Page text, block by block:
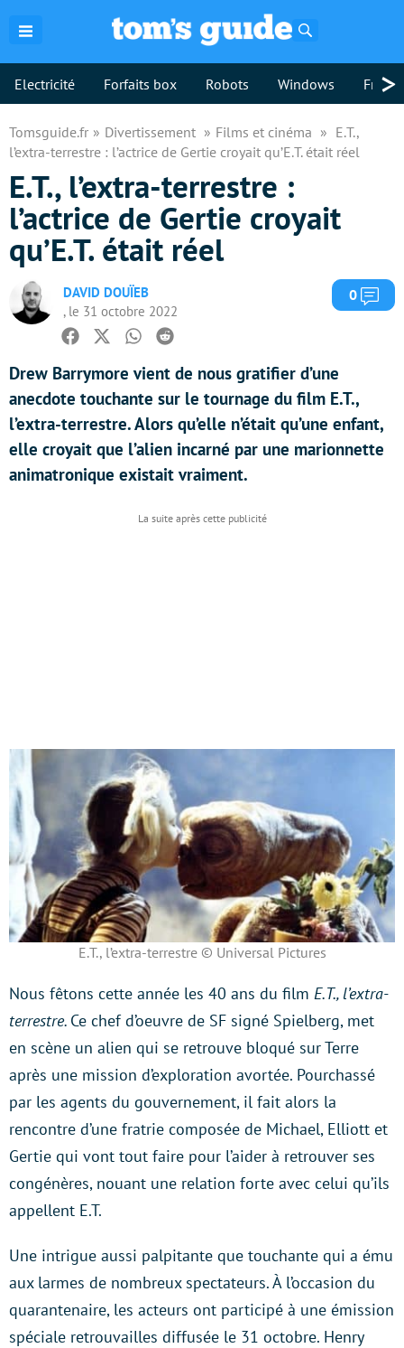
Electricité Forfaits box Robots Windows >
Tomsguide.fr Divertissement Films et cinéma
E.T.,
l’extra-terrestre : l’actrice de Gertie croyait qu’E.T. était réel
E.T., l’extra-terrestre :
l’actrice de Gertie croyait
qu’E.T. était réel
DAVID DOUÏEB
, le 31 octobre 2022
0
Facebook
TwitterWhatsapp
Reddit
Drew Barrymore vient de nous gratifier d’une
anecdote touchante sur le tournage du film E.T.,
l’extra-terrestre. Alors qu’elle n’était qu’une enfant,
elle croyait que l’alien incarné par une marionnette
animatronique existait vraiment.
E.T., l’extra-terrestre © Universal Pictures
Nous fêtons cette année les 40 ans du film E.T., l’extra-
terrestre. Ce chef d’oeuvre de SF signé Spielberg, met
en scène un alien qui se retrouve bloqué sur Terre
après une mission d’exploration avortée. Pourchassé
par les agents du gouvernement, il fait alors la
rencontre d’une fratrie composée de Michael, Elliott et
Gertie qui vont tout faire pour l’aider à retrouver ses
congénères, nouant une relation forte avec celui qu’ils
appellent E.T.
Une intrigue aussi palpitante que touchante qui a ému
aux larmes de nombreux spectateurs. À l’occasion du
quarantenaire, les acteurs ont participé à une émission
spéciale retrouvailles diffusée le 31 octobre. Henry